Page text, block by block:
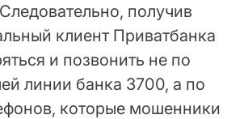
получив
клиент Приватбанка
и позвонить не по
линии банка 3700, а по
которые мошенники